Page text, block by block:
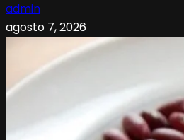
admin
agosto 7, 2026